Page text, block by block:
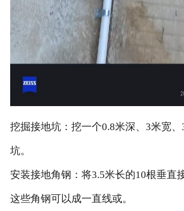
挖掘接地坑：挖一个0.8米深、3米宽
坑。
安装接地角钢：将3.5米长的10根垂直
这些角钢可以成一直线或。